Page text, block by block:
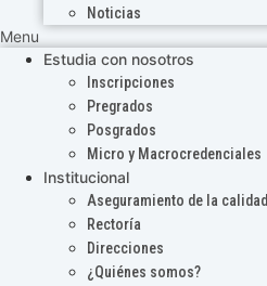
Noticias
Menu
Estudia con nosotros
Inscripciones
Pregrados
Posgrados
Micro y Macrocredenciales
Institucional
Aseguramiento de la calidad
Rectoría
Direcciones
¿Quiénes somos?